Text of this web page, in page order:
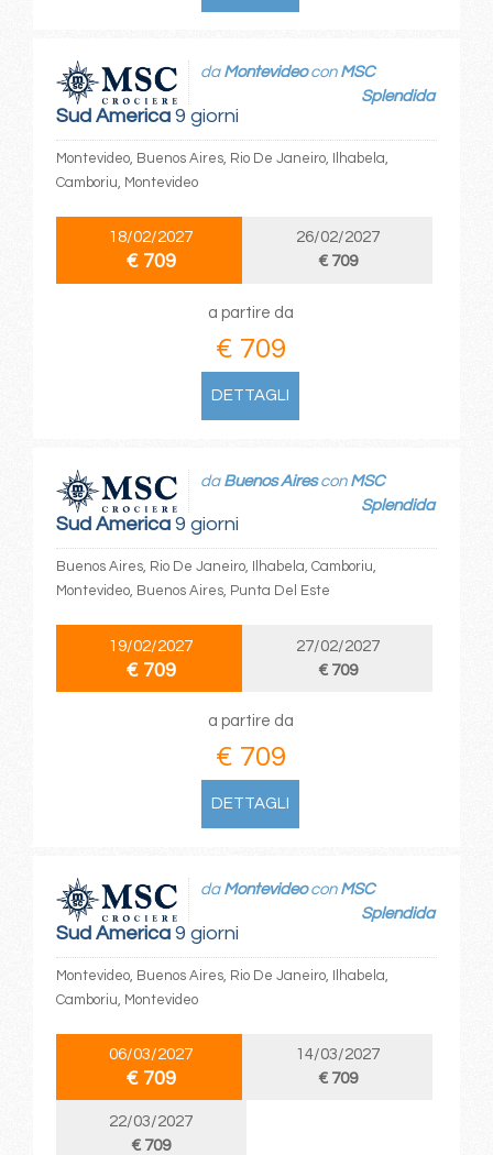
Sud America9 giorni
da Montevideocon MSC
Splendida
Montevideo, Buenos Aires, Rio De Janeiro, Ilhabela,
Camboriu, Montevideo
18/02/2027
€ 709
26/02/2027
€ 709
a partire da
€ 709
DETTAGLI
Sud America9 giorni
da Buenos Airescon MSC
Splendida
Buenos Aires, Rio De Janeiro, Ilhabela, Camboriu,
Montevideo, Buenos Aires, Punta Del Este
19/02/2027
€ 709
27/02/2027
€ 709
a partire da
€ 709
DETTAGLI
Sud America9 giorni
da Montevideocon MSC
Splendida
Montevideo, Buenos Aires, Rio De Janeiro, Ilhabela,
Camboriu, Montevideo
06/03/2027
€ 709
14/03/2027
€ 709
22/03/2027
€ 709